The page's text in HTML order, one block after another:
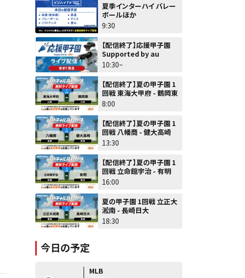
夏季インターハイ バレー
ボールほか
9:30
【配信終了】応援甲子園
Supported by au
10:30~
【配信終了】夏の甲子園 1
回戦 東海大甲府 - 鶴岡東
8:00
【配信終了】夏の甲子園 1
回戦 八幡商 - 健大高崎
13:30
【配信終了】夏の甲子園 1
回戦 立命館宇治 - 有明
16:00
夏の甲子園 1回戦 立正大
淞南 - 長崎日大
18:30
今日の予定
MLB